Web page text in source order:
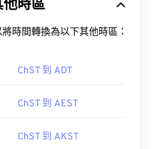
時區
時間轉換為以下其他時區：
ChST 到 ADT
ChST 到 AEST
ChST 到 AKST